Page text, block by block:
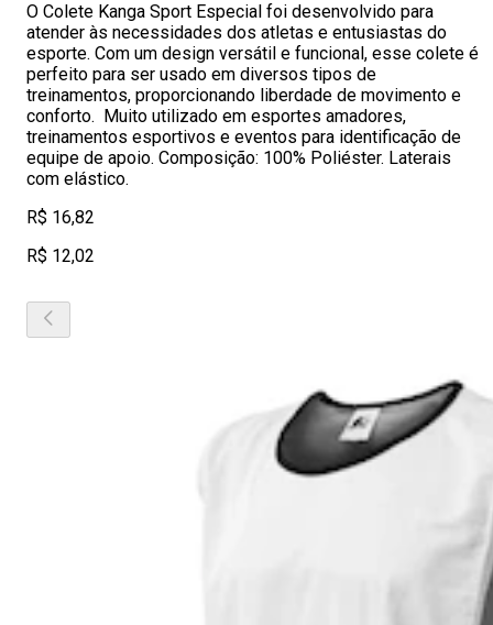
O Colete Kanga Sport Especial foi desenvolvido para
atender às necessidades dos atletas e entusiastas do
esporte. Com um design versátil e funcional, esse colete é
perfeito para ser usado em diversos tipos de
treinamentos, proporcionando liberdade de movimento e
conforto. Muito utilizado em esportes amadores,
treinamentos esportivos e eventos para identificação de
equipe de apoio. Composição: 100% Poliéster. Laterais
com elástico.
R$ 16,82
R$ 12,02